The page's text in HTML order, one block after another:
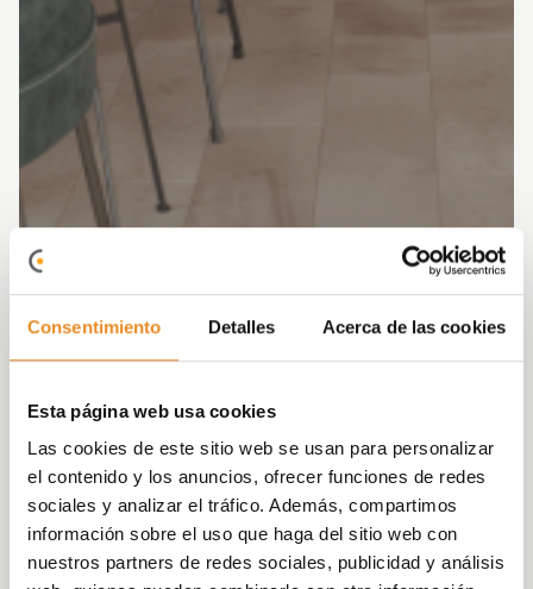
Consentimiento Detalles Acerca de las cookies
Esta página web usa cookies
Las cookies de este sitio web se usan para personalizar
el contenido y los anuncios, ofrecer funciones de redes
sociales y analizar el tráfico. Además, compartimos
información sobre el uso que haga del sitio web con
nuestros partners de redes sociales, publicidad y análisis